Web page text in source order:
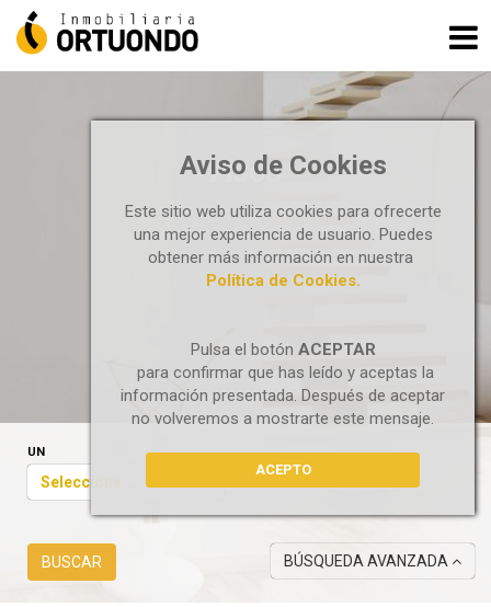
Aviso de Cookies
Este sitio web utiliza cookies para ofrecerte
una mejor experiencia de usuario. Puedes
obtener más información en nuestra
Política de Cookies.
Pulsa el botón ACEPTAR
para confirmar que has leído y aceptas la
información presentada. Después de aceptar
no volveremos a mostrarte este mensaje.
ACEPTO
PISOS
UN
Seleccione...
BUSCAR BÚSQUEDA AVANZADA